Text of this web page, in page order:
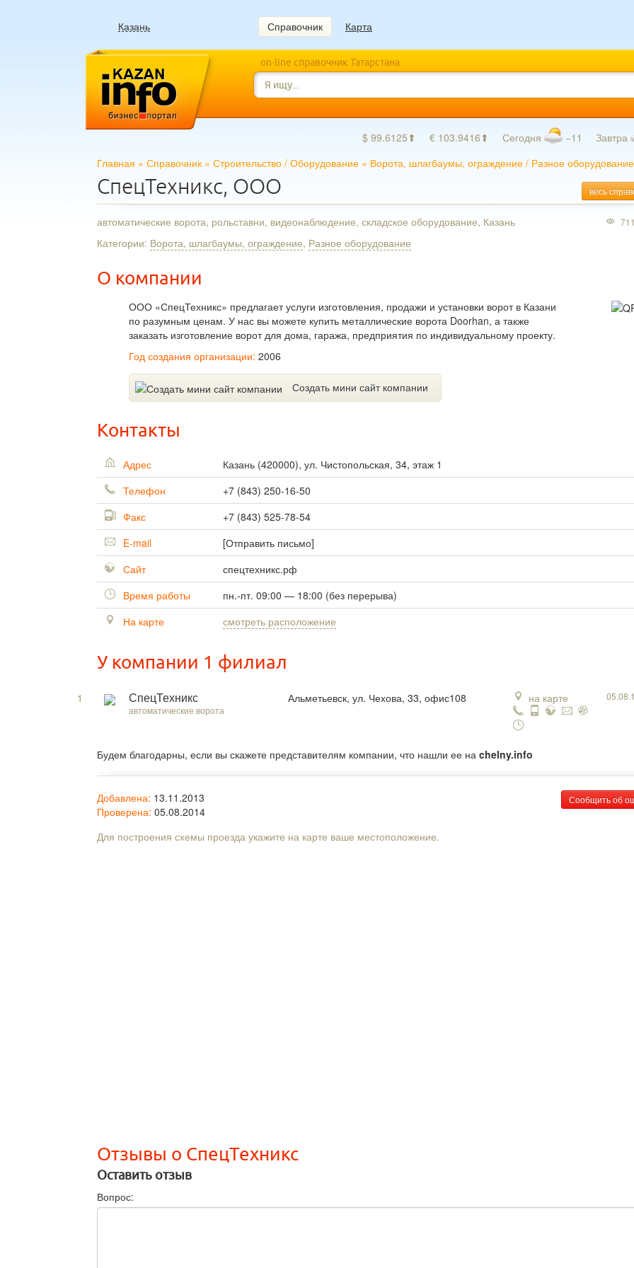
Казань Справочник Карта
on-line справочник Татарстана
$ 99.6125⬆ € 103.9416⬆ Сегодня −11 Завтра
Главная » Справочник » Строительство / Оборудование » Ворота, шлагбаумы, ограждение / Разное оборудование
весь
СпецТехникс, ООО
автоматические ворота, рольставни, видеонаблюдение, складское оборудование, Казань
Категории: Ворота, шлагбаумы, ограждение, Разное оборудование
О компании
ООО «СпецТехникс» предлагает услуги изготовления, продажи и установки ворот в Казани
по разумным ценам. У нас вы можете купить металлические ворота Doorhan, а также
заказать изготовление ворот для дома, гаража, предприятия по индивидуальному проекту.
Год создания организации: 2006
Создать мини сайт компании
711
Контакты
Адрес Казань (420000), ул. Чистопольская, 34, этаж 1
Телефон
+7 (843) 250-16-50
Факс
+7 (843) 525-78-54
E-mail
[Отправить письмо]
Сайт
спецтехникс.рф
Время работы
пн.-пт. 09:00 — 18:00 (без перерыва)
На карте
смотреть расположение
У компании 1 филиал
1
СпецТехникс
автоматические ворота
Альметьевск, ул. Чехова, 33, офис108 на карте
Будем благодарны, если вы скажете представителям компании, что нашли ее на chelny.info
Сообщить об
Добавлена: 13.11.2013
Проверена: 05.08.2014
Для построения схемы проезда укажите на карте ваше местоположение.
Отзывы о СпецТехникс
Оставить отзыв
Вопрос: